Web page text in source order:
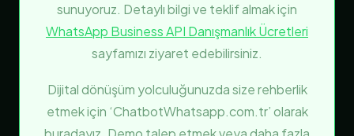
sunuyoruz. Detaylı bilgi ve teklif almak için
WhatsApp Business API Danışmanlık Ücretleri
sayfamızı ziyaret edebilirsiniz.
Dijital dönüşüm yolculuğunuzda size rehberlik
etmek için ‘ChatbotWhatsapp.com.tr’ olarak